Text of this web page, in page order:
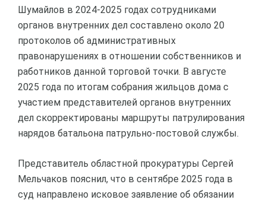
Шумайлов в 2024-2025 годах сотрудниками
органов внутренних дел составлено около 20
протоколов об административных
правонарушениях в отношении собственников и
работников данной торговой точки. В августе
2025 года по итогам собрания жильцов дома с
участием представителей органов внутренних
дел скорректированы маршруты патрулирования
нарядов батальона патрульно-постовой службы.
Представитель областной прокуратуры Сергей
Мельчаков пояснил, что в сентябре 2025 года в
суд направлено исковое заявление об обязании